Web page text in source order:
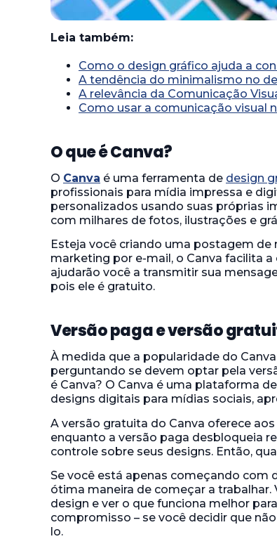
Leia também:
Como o design gráfico ajuda a
A tendência do minimalismo no
A relevância da Comunicação
Como usar a comunicação visual
O que é Canva?
O Canva é uma ferramenta de design
profissionais para mídia impressa e
personalizados usando suas próprias
com milhares de fotos, ilustrações e
Esteja você criando uma postagem
marketing por e-mail, o Canva facilita
ajudarão você a transmitir sua
pois ele é gratuito.
Versão paga e versão
À medida que a popularidade do
perguntando se devem optar pela
é Canva? O Canva é uma plataforma
designs digitais para mídias sociais,
A versão gratuita do Canva oferece
enquanto a versão paga desbloqueia
controle sobre seus designs. Então,
Se você está apenas começando com
ótima maneira de começar a
design e ver o que funciona melhor
compromisso – se você decidir que
lo.